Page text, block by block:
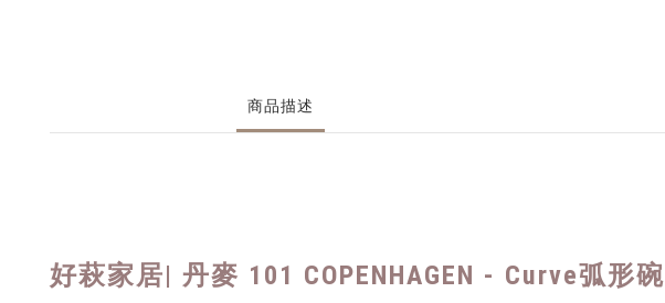
商品描述
好萩家居| 丹麥 101 COPENHAGEN - Curve弧形碗